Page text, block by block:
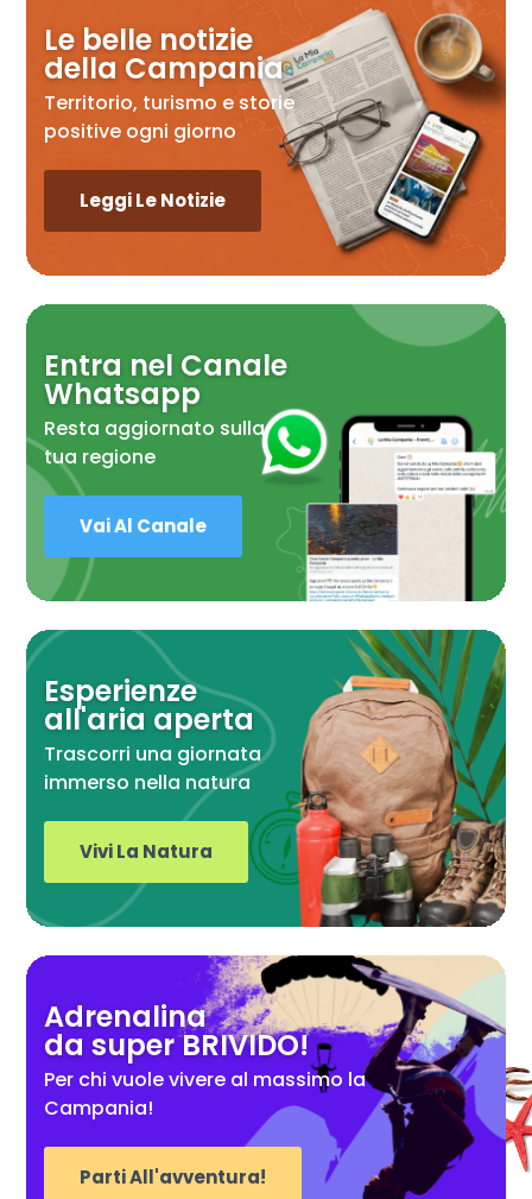
Le belle notizie
della Campania
Territorio, turismo e storie
positive ogni giorno
Leggi Le Notizie
Entra nel Canale
Whatsapp
Resta aggiornato sulla
tua regione
Vai Al Canale
Esperienze
all'aria aperta
Trascorri una giornata
immerso nella natura
Vivi La Natura
Adrenalina
da super BRIVIDO!
Per chi vuole vivere al massimo la
Campania!
Parti All'avventura!